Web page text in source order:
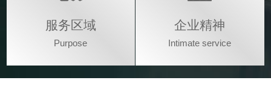
服务区域
Purpose
企业精神
Intimate service